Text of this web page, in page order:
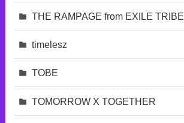
THE RAMPAGE from EXILE TRIBE
timelesz
TOBE
TOMORROW X TOGETHER